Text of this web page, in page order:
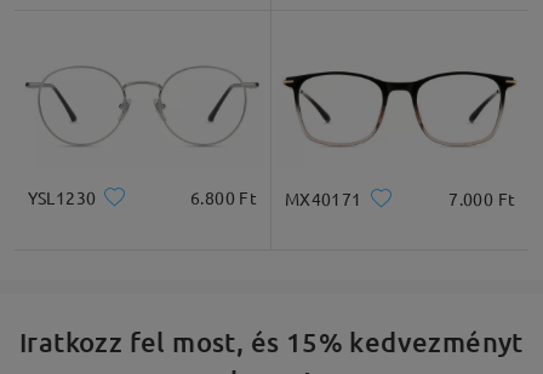
Négyzet Kerek Gyémánt Ovális
Termékleírás
YSL1230 6.800 Ft MX40171 7.000 Ft
Iratkozz fel most, és 15% kedvezményt